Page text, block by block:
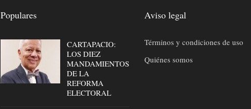
Populares
CARTAPACIO:
LOS DIEZ
MANDAMIENTOS
DE LA
REFORMA
ELECTORAL
Aviso legal
Términos y condiciones de uso
Quiénes somos